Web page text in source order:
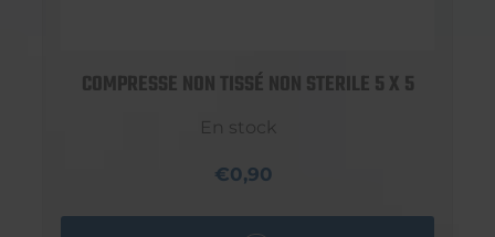
COMPRESSE NON TISSÉ NON STERILE 5 X 5
En stock
€0,90